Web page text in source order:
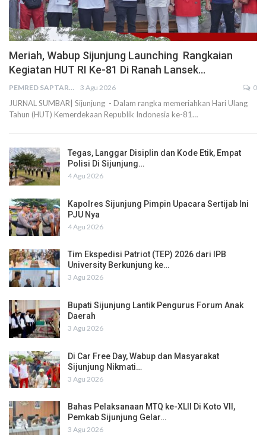
Meriah, Wabup Sijunjung Launching Rangkaian
Kegiatan HUT RI Ke-81 Di Ranah Lansek…
PEMRED SAPTARIUS 3 Agu 2026 0
JURNAL SUMBAR| Sijunjung - Dalam rangka memeriahkan Hari Ulang
Tahun (HUT) Kemerdekaan Republik Indonesia ke-81…
Tegas, Langgar Disiplin dan Kode Etik, Empat
Polisi Di Sijunjung…
4 Agu 2026
Kapolres Sijunjung Pimpin Upacara Sertijab Ini
PJU Nya
4 Agu 2026
Tim Ekspedisi Patriot (TEP) 2026 dari IPB
University Berkunjung ke…
3 Agu 2026
Bupati Sijunjung Lantik Pengurus Forum Anak
Daerah
3 Agu 2026
Di Car Free Day, Wabup dan Masyarakat
Sijunjung Nikmati…
3 Agu 2026
Bahas Pelaksanaan MTQ ke-XLII Di Koto VII,
Pemkab Sijunjung Gelar…
3 Agu 2026